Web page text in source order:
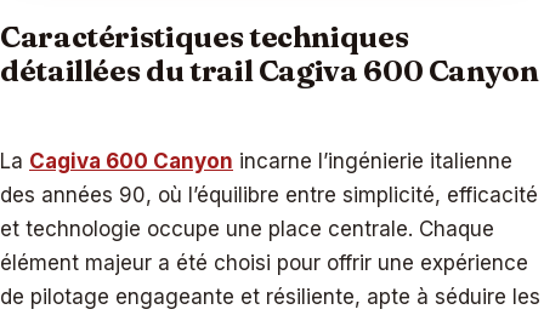
Caractéristiques techniques
détaillées du trail Cagiva 600 Canyon
La Cagiva 600 Canyon incarne l’ingénierie italienne
des années 90, où l’équilibre entre simplicité, efficacité
et technologie occupe une place centrale. Chaque
élément majeur a été choisi pour offrir une expérience
de pilotage engageante et résiliente, apte à séduire les